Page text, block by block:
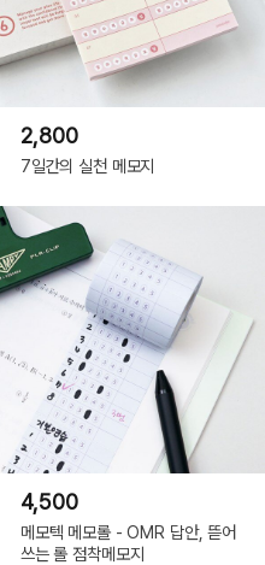
2,800
7일간의 실천 메모지
4,500
메모텍 메모롤 - OMR 답안, 뜯어
쓰는 롤 점착메모지